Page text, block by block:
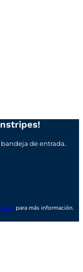
de entrada.
para más información.